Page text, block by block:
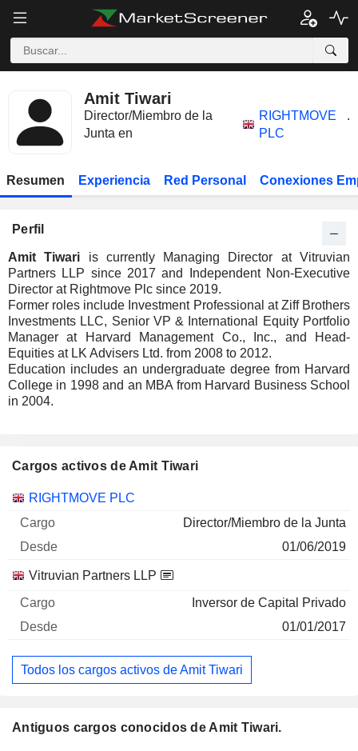
Amit Tiwari
Director/Miembro de la
Junta en
RIGHTMOVE
PLC
.
Resumen Experiencia Red Personal Conexiones
Perfil
Amit Tiwari is currently Managing Director at Vitruvian
Partners LLP since 2017 and Independent Non-Executive
Director at Rightmove Plc since 2019.
Former roles include Investment Professional at Ziff Brothers
Investments LLC, Senior VP & International Equity Portfolio
Manager at Harvard Management Co., Inc., and Head-
Equities at LK Advisers Ltd. from 2008 to 2012.
Education includes an undergraduate degree from Harvard
College in 1998 and an MBA from Harvard Business School
in 2004.
Cargos activos de Amit Tiwari
Empresas Cargo Inicio
RIGHTMOVE PLC
Director/Miembro de la Junta
01/06/2019
Vitruvian Partners LLP
Inversor de Capital Privado
01/01/2017
Todos los cargos activos de Amit Tiwari
Antiguos cargos conocidos de Amit Tiwari.